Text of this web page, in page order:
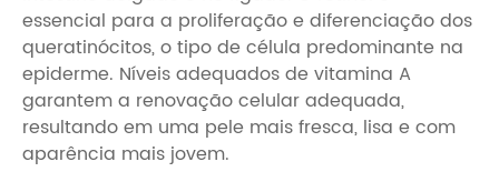
essencial para a proliferação e diferenciação dos
queratinócitos, o tipo de célula predominante na
epiderme. Níveis adequados de vitamina A
garantem a renovação celular adequada,
resultando em uma pele mais fresca, lisa e com
aparência mais jovem.